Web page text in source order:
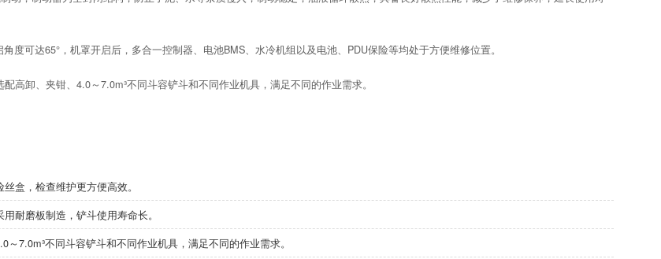
度可达65°，机罩开启后，多合一控制器、电池BMS、水冷机组以及电池、PDU保险等均处于方便维修位置。
高卸、夹钳、4.0～7.0m³不同斗容铲斗和不同作业机具，满足不同的作业需求。
盒，检查维护更方便高效。
耐磨板制造，铲斗使用寿命长。
～7.0m³不同斗容铲斗和不同作业机具，满足不同的作业需求。